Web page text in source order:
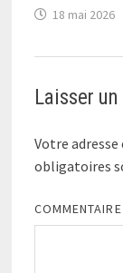
18 mai 2026
Laisser
Votre
obligatoires
COMMENTAIRE